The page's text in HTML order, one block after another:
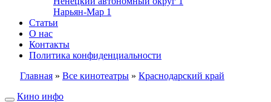
Нарьян-Мар 1
Статьи
О нас
Контакты
Политика конфиденциальности
Главная » Все кинотеатры » Краснодарский край
Кино инфо